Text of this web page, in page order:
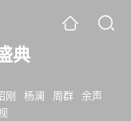
典
刚 杨澜 周群
余声